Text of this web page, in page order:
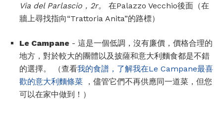
Via del Parlascio，2r。
在Palazzo Vecchio後面（在
牆上尋找指向“Trattoria Anita”的路標）
Le Campane - 這是一個低調，沒有廉價，價格合理的
地方，對於較大的團體以及披薩和意大利麵食都是不錯
的選擇。 （查看我的食譜，了解我在Le Campane最喜
歡的意大利麵條菜 ，儘管它們不再供應同一道菜，但您
可以在家中做到！）